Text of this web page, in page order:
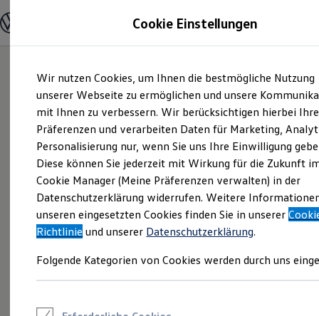
Hauptinhalt
springen
Footer
springen
Modelle und Konfigurator
Modelle vergleichen
Elektroautos
ENERGY Sondermodelle
Nutzfahrzeuge
SUV und CUV
Familienautos
Kombis
Kompaktwagen
Sportwagen
Schnell verfügbare Fahrzeuge
Angebote und Produkte
Aktuelle Angebote
E-Auto-Förderung
Volkswagen Marktplatz
Junge Gebrauchtwagen und Gebrauchtwagen
Saisonangebote
Cookie Einstellungen
Wir nutzen Cookies, um Ihnen die bestmögliche Nutzung
unserer Webseite zu ermöglichen und unsere
mit Ihnen zu verbessern. Wir berücksichtigen hierbei Ihre
Präferenzen und verarbeiten Daten für Marketing,
Personalisierung nur, wenn Sie uns Ihre Einwilligung
Diese können Sie jederzeit mit Wirkung für die Zukunft
Cookie Manager (Meine Präferenzen verwalten) in der
Datenschutzerklärung widerrufen. Weitere
unseren eingesetzten Cookies finden Sie in unserer
Richtlinie und unserer Datenschutzerklärung.
Folgende Kategorien von Cookies werden durch uns